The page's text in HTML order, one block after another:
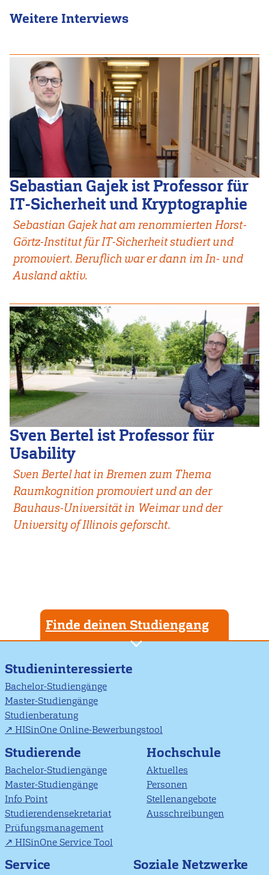
Weitere Interviews
Sebastian Gajek ist Professor für
IT-Sicherheit und Kryptographie
Sebastian Gajek hat am renommierten Horst-
Görtz-Institut für IT-Sicherheit studiert und
promoviert. Beruflich war er dann im In- und
Ausland aktiv.
Sven Bertel ist Professor für
Usability
Sven Bertel hat in Bremen zum Thema
Raumkognition promoviert und an der
Bauhaus-Universität in Weimar und der
University of Illinois geforscht.
Finde deinen Studiengang
Studieninteressierte
Bachelor-Studiengänge
Master-Studiengänge
Studienberatung
HISinOne Online-Bewerbungstool
Studierende
Bachelor-Studiengänge
Master-Studiengänge
Info Point
Studierendensekretariat
Prüfungsmanagement
HISinOne Service Tool
Hochschule
Aktuelles
Personen
Stellenangebote
Ausschreibungen
Service Soziale Netzwerke